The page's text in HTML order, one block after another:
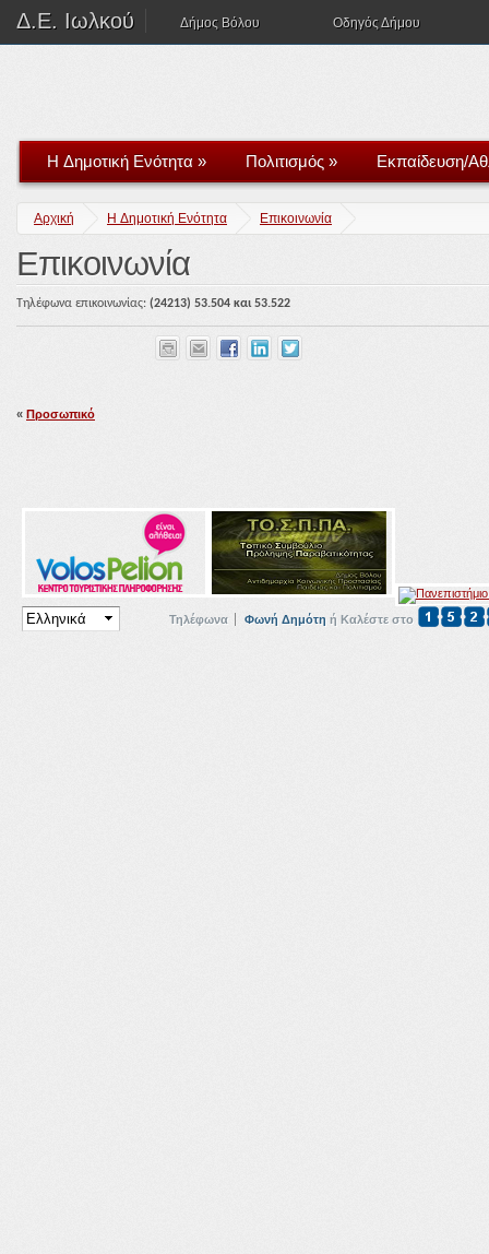
Δ.Ε. Ιωλκού Δήμος Βόλου Οδηγός Δήμου
H Δημοτική Ενότητα » Πολιτισμός » Εκπαίδευση/
Αρχική H Δημοτική Ενότητα Επικοινωνία
Επικοινωνία
Τηλέφωνα επικοινωνίας: (24213) 53.504 και 53.522
« Προσωπικό
Τηλέφωνα Φωνή Δημότη ή Καλέστε στο